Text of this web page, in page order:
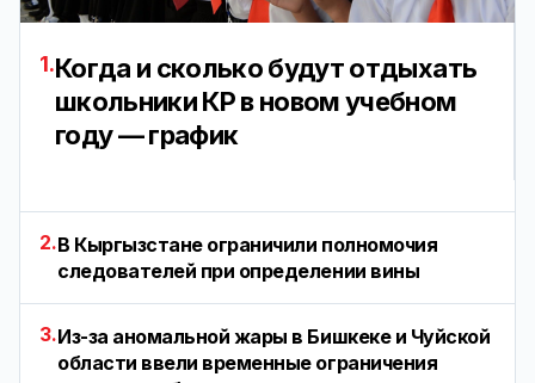
1.Когда и сколько будут отдыхать
школьники КР в новом учебном
году — график
2.В Кыргызстане ограничили полномочия
следователей при определении вины
3.Из-за аномальной жары в Бишкеке и Чуйской
области ввели временные ограничения